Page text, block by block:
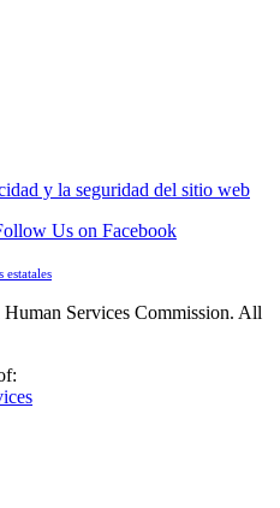
y la seguridad del sitio web
Us on Facebook
estatales
Services Commission. All